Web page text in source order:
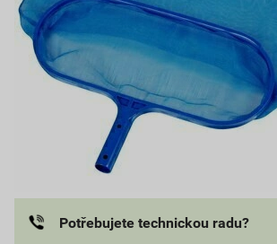
Potřebujete technickou radu?